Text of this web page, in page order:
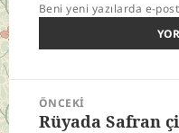
Beni yeni yazılarda e-
Yazı
gezinmesi
ÖNCEKI
Önceki
Rüyada Safran